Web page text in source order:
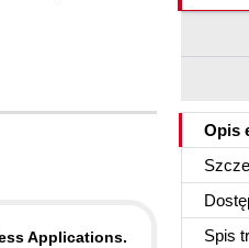
Opis
Spis
Applications.